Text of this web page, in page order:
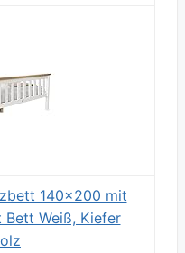
140x200 mit
Weiß, Kiefer